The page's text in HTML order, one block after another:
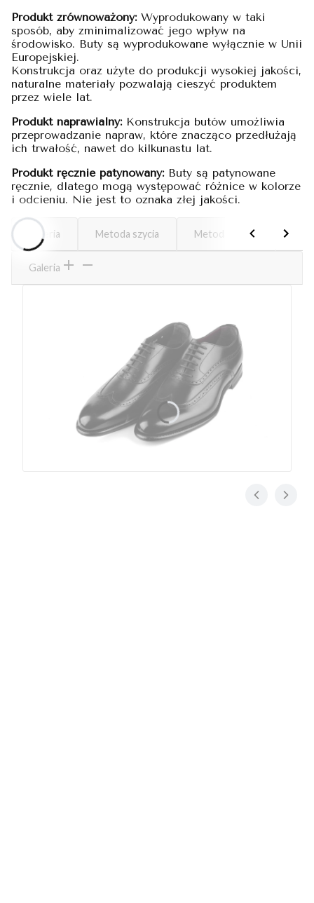
Produkt zrównoważony:Wyprodukowany w taki
sposób, aby zminimalizować jego wpływ na
środowisko. Buty są wyprodukowane wyłącznie w Unii
Europejskiej.
Konstrukcja oraz użyte do produkcji wysokiej jakości,
naturalne materiały pozwalają cieszyć produktem
przez wiele lat.
Produkt naprawialny:Konstrukcja butów umożliwia
przeprowadzanie napraw, które znacząco przedłużają
ich trwałość, nawet do kilkunastu lat.
Produkt ręcznie patynowany: Buty są patynowane
ręcznie, dlatego mogą występować różnice w kolorze
i odcieniu. Nie jest to oznaka złej jakości.
Galeria Metoda szycia Metoda szycia
Galeria